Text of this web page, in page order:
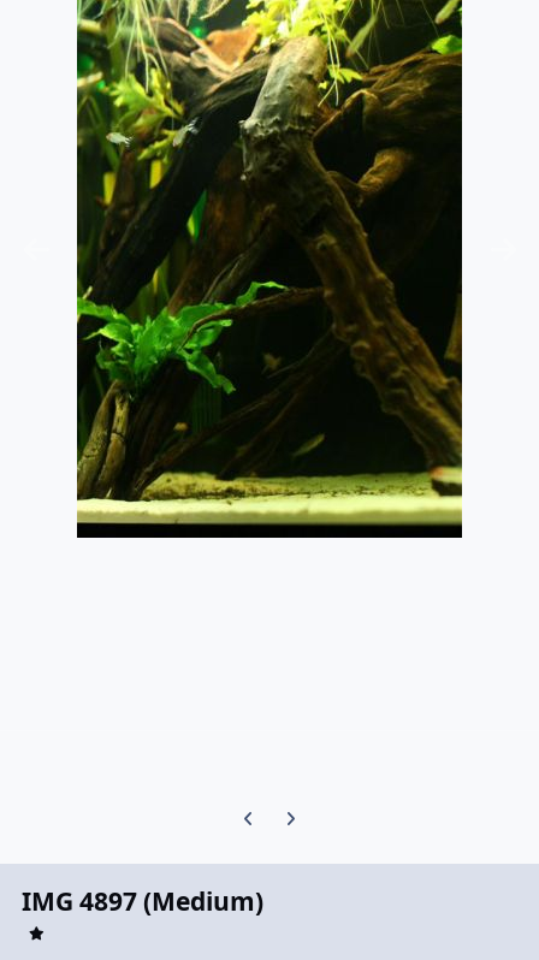
Previous carousel slide
Next carousel slide
IMG 4897 (Medium)